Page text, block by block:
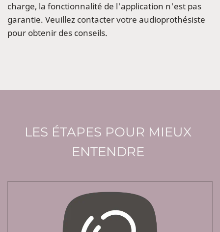
charge, la fonctionnalité de l'application n'est pas
garantie. Veuillez contacter votre audioprothésiste
pour obtenir des conseils.
LES ÉTAPES POUR MIEUX
ENTENDRE